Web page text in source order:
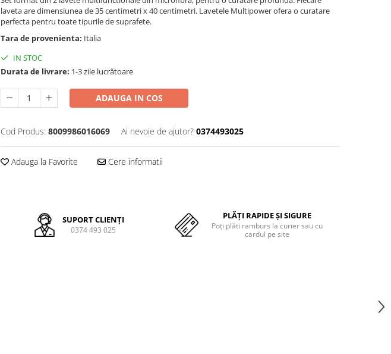
laveta are dimensiunea de 35 centimetri x 40 centimetri. Lavetele Multipower ofera o curatare
perfecta pentru toate tipurile de suprafete.
Tara de provenienta: Italia
IN STOC
Durata de livrare: 1-3 zile lucrătoare
ADAUGA IN COS
Cod Produs: 8009986016069 Ai nevoie de ajutor? 0374493025
Adauga la Favorite Cere informatii
SUPORT CLIENȚI
0374 493 025
PLĂȚI RAPIDE ȘI SIGURE
Poți plăti ramburs la curier sau cu
cardul pe site